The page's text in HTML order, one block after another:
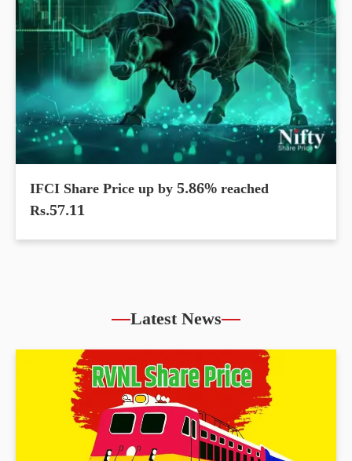
IFCI Share Price up by 5.86% reached
Rs.57.11
Latest News